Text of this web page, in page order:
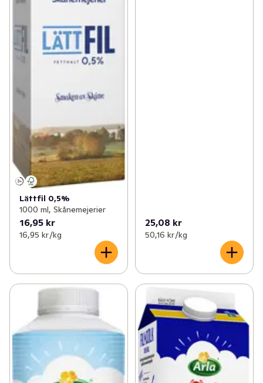
Lättfil 0,5%
1000 ml, Skånemejerier
16,95 kr
16,95 kr /kg
25,08 kr
50,16 kr /kg